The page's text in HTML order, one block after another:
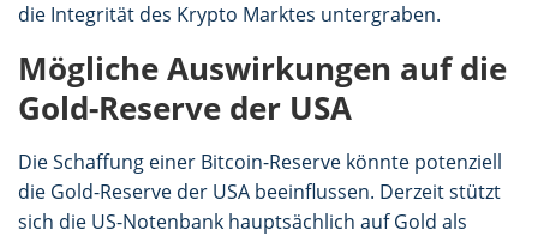
die Integrität des Krypto Marktes untergraben.
Mögliche Auswirkungen auf die
Gold-Reserve der USA
Die Schaffung einer Bitcoin-Reserve könnte potenziell
die Gold-Reserve der USA beeinflussen. Derzeit stützt
sich die US-Notenbank hauptsächlich auf Gold als